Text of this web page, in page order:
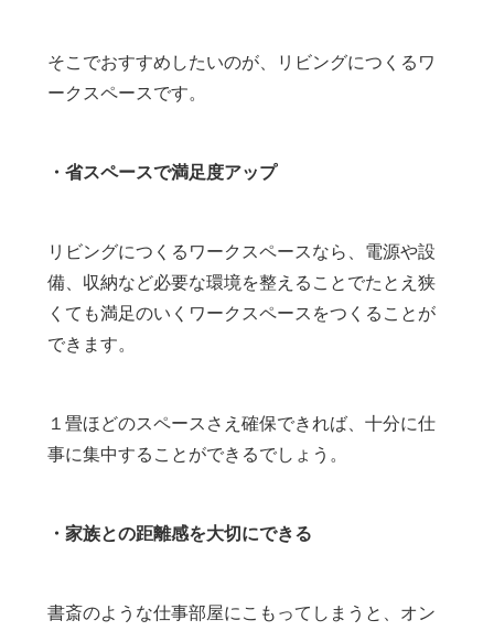
そこでおすすめしたいのが、リビングにつくるワ
ークスペースです。
・省スペースで満足度アップ
リビングにつくるワークスペースなら、電源や設
備、収納など必要な環境を整えることでたとえ狭
くても満足のいくワークスペースをつくることが
できます。
１畳ほどのスペースさえ確保できれば、十分に仕
事に集中することができるでしょう。
・家族との距離感を大切にできる
書斎のような仕事部屋にこもってしまうと、オン